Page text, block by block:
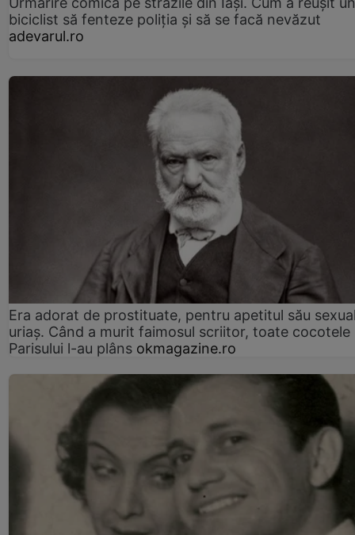
biciclist să fenteze poliția și să se facă nevăzut
adevarul.ro
Era adorat de prostituate, pentru apetitul său
uriaș. Când a murit faimosul scriitor, toate cocotele
Parisului l-au plâns okmagazine.ro